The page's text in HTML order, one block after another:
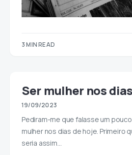
3 MIN READ
Ser mulher nos
19/09/2023
Pediram-me que falasse um
mulher nos dias de hoje. Primeiro
seria assim…